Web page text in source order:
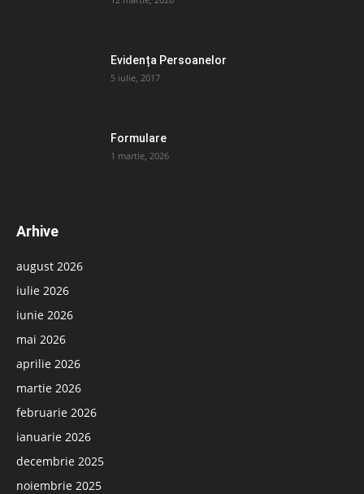
Evidența Persoanelor
5 iulie, 2017
Formulare
1 martie, 2026
Arhive
august 2026
iulie 2026
iunie 2026
mai 2026
aprilie 2026
martie 2026
februarie 2026
ianuarie 2026
decembrie 2025
noiembrie 2025